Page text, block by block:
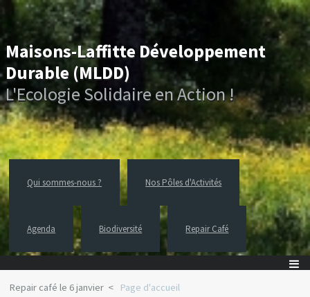
Maisons-Laffitte Développement
Durable (MLDD)
L'Ecologie Solidaire en Action !
Qui sommes-nous ? Nos Pôles d'Activités
Agenda Biodiversité Repair Café
Repair café le 6 janvier
Page d'accueil